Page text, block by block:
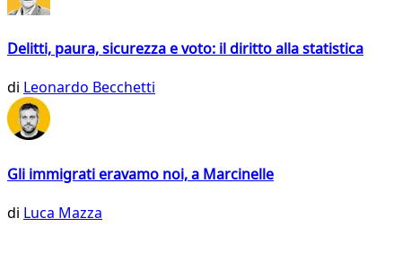
Delitti, paura, sicurezza e voto: il diritto alla statistica
di Leonardo Becchetti
Gli immigrati eravamo noi, a Marcinelle
di Luca Mazza